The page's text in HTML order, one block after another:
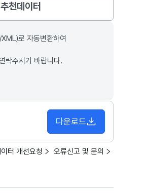
추천데이터
로 자동변환하여
락주시기 바랍니다.
다운로드
터 개선요청 오류신고 및 문의